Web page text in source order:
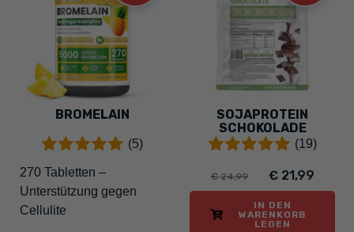
BROMELAIN
(5)
270 Tabletten –
Unterstützung gegen
Cellulite
SOJAPROTEIN
SCHOKOLADE
(19)
€ 24,99 € 21,99
IN DEN
WARENKORB
LEGEN